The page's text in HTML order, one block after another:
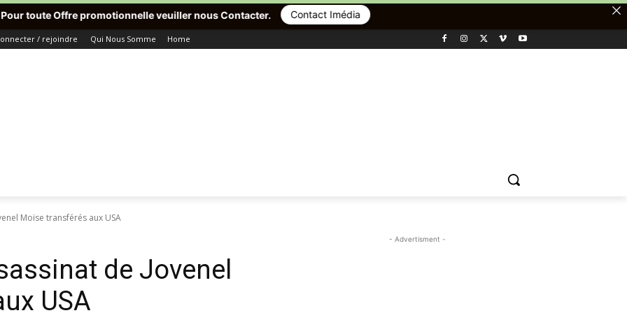
/ rejoindre Qui Nous Somme Home
Moïse transférés aux USA
de Jovenel
USA
- Advertisment -
veuiller nous Contacter. Contact Imédia